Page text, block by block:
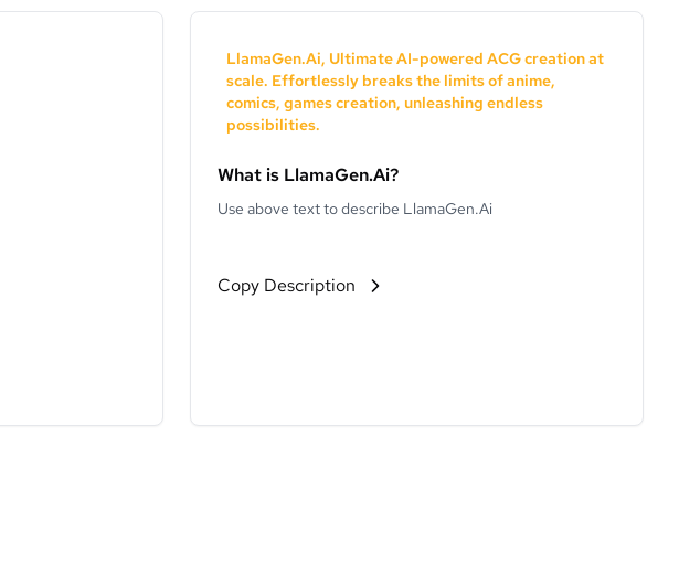
LlamaGen.Ai, Ultimate AI-powered ACG creation at
scale. Effortlessly breaks the limits of anime,
comics, games creation, unleashing endless
possibilities.
What is LlamaGen.Ai?
Use above text to describe LlamaGen.Ai
Copy Description